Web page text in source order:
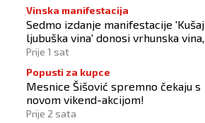
Vinska manifestacija
Sedmo izdanje manifestacije 'Kušaj
ljubuška vina' donosi vrhunska vina,
gastronomiju i glazbu
Prije 1 sat
Popusti za kupce
Mesnice Šišović spremno čekaju s
novom vikend-akcijom!
Prije 2 sata